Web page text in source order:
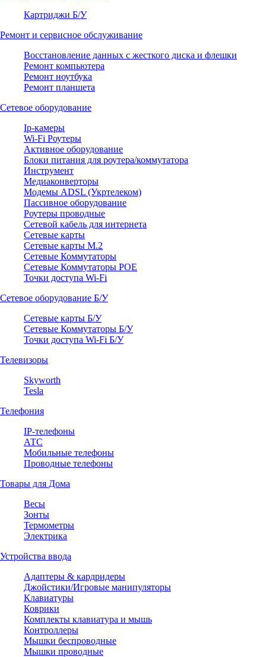
Картриджи Б/У
Ремонт и сервисное обслуживание
Восстановление данных с жесткого диска и флешки
Ремонт компьютера
Ремонт ноутбука
Ремонт планшета
Сетевое оборудование
Ip-камеры
Wi-Fi Роутеры
Активное оборудование
Блоки питания для роутера/коммутатора
Инструмент
Медиаконверторы
Модемы ADSL (Укртелеком)
Пассивное оборудование
Роутеры проводные
Сетевой кабель для интернета
Сетевые карты
Сетевые карты M.2
Сетевые Коммутаторы
Сетевые Коммутаторы POE
Точки доступа Wi-Fi
Сетевое оборудование Б/У
Сетевые карты Б/У
Сетевые Коммутаторы Б/У
Точки доступа Wi-Fi Б/У
Телевизоры
Skyworth
Tesla
Телефония
IP-телефоны
АТС
Мобильные телефоны
Проводные телефоны
Товары для Дома
Весы
Зонты
Термометры
Электрика
Устройства ввода
Адаптеры & кардридеры
Джойстики/Игровые манипуляторы
Клавиатуры
Коврики
Комплекты клавиатура и мышь
Контроллеры
Мышки беспроводные
Мышки проводные